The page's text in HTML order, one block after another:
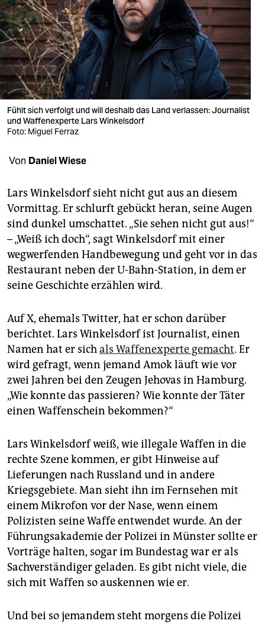
wahrheit
verlag
verlag
veranstaltungen
shop
fragen & hilfe
unterstützen
genossenschaft
epaper login
Fühlt sich verfolgt und will deshalb das Land verlassen: Journalist
und Waffenexperte Lars Winkelsdorf
Foto: Miguel Ferraz
Von Daniel Wiese
Lars Winkelsdorf sieht nicht gut aus an diesem
Vormittag. Er schlurft gebückt heran, seine Augen
sind dunkel umschattet. „Sie sehen nicht gut aus!“
– „Weiß ich doch“, sagt Winkelsdorf mit einer
wegwerfenden Handbewegung und geht vor in das
Restaurant neben der U-Bahn-Station, in dem er
seine Geschichte erzählen wird.
Auf X, ehemals Twitter, hat er schon darüber
berichtet. Lars Winkelsdorf ist Journalist, einen
Namen hat er sichals Waffenexperte gemacht. Er
wird gefragt, wenn jemand Amok läuft wie vor
zwei Jahren bei den Zeugen Jehovas in Hamburg.
„Wie konnte das passieren? Wie konnte der Täter
einen Waffenschein bekommen?“
Lars Winkelsdorf weiß, wie illegale Waffen in die
rechte Szene kommen, er gibt Hinweise auf
Lieferungen nach Russland und in andere
Kriegsgebiete. Man sieht ihn im Fernsehen mit
einem Mikrofon vor der Nase, wenn einem
Polizisten seine Waffe entwendet wurde. An der
Führungsakademie der Polizei in Münster sollte er
Vorträge halten, sogar im Bundestag war er als
Sachverständiger geladen. Es gibt nicht viele, die
sich mit Waffen so auskennen wie er.
Und bei so jemandem steht morgens die Polizei